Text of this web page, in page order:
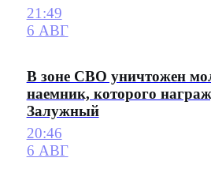
21:49
6 АВГ
В зоне СВО уничтожен
наемник, которого
Залужный
20:46
6 АВГ